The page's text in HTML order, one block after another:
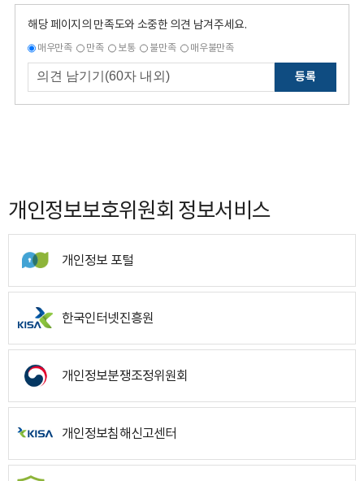
해당 페이지의 만족도와 소중한 의견 남겨주세요.
매우만족 만족 보통 불만족 매우불만족
등록
개인정보보호위원회 정보서비스
개인정보 포털
한국인터넷진흥원
개인정보분쟁조정위원회
개인정보침해신고센터